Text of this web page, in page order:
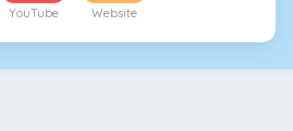
YouTube Website